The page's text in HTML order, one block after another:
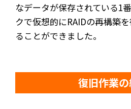
なデータが保存されている1
クで仮想的にRAIDの再構築
ることができました。
復旧作業